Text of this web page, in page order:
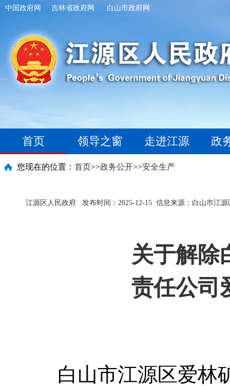
中国政府网 吉林省政府网 白山市政府网
首页 领导之窗 走进江源 政
您现在的位置： 首页>>政务公开>>安全生产
江源区人民政府 发布时间：2025-12-15 信息来源：白山市江
关于解除
责任公司
白 山市江源区爱林